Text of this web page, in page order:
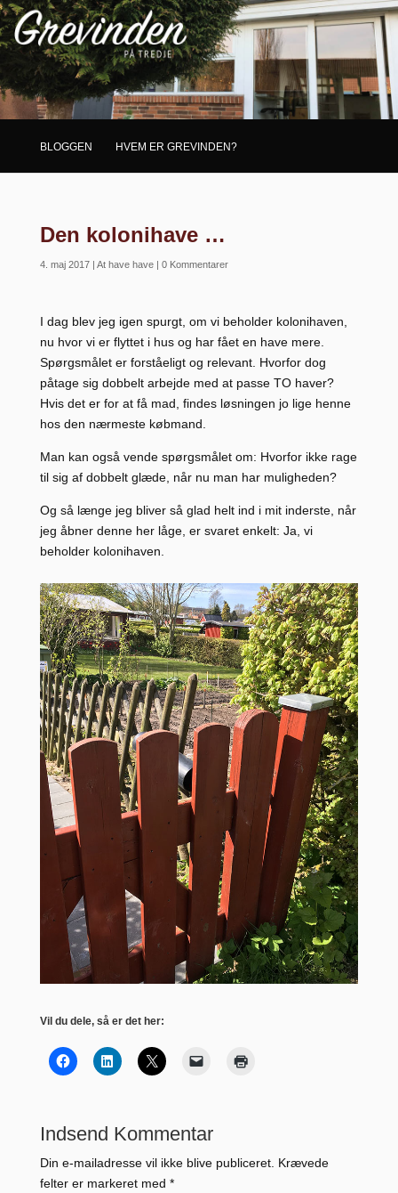
BLOGGEN HVEM ER GREVINDEN?
Den kolonihave …
4. maj 2017| At have have| 0 Kommentarer
I dag blev jeg igen spurgt, om vi beholder kolonihaven,
nu hvor vi er flyttet i hus og har fået en have mere.
Spørgsmålet er forståeligt og relevant. Hvorfor dog
påtage sig dobbelt arbejde med at passe TO haver?
Hvis det er for at få mad, findes løsningen jo lige henne
hos den nærmeste købmand.
Man kan også vende spørgsmålet om: Hvorfor ikke rage
til sig af dobbelt glæde, når nu man har muligheden?
Og så længe jeg bliver så glad helt ind i mit inderste, når
jeg åbner denne her låge, er svaret enkelt: Ja, vi
beholder kolonihaven.
Vil du dele, så er det her:
Indsend Kommentar
Din e-mailadresse vil ikke blive publiceret. Krævede
felter er markeret med *